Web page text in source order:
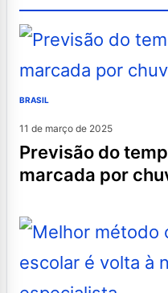
BRASIL
11 de março de 2025
previsão do tempo: semana será
marcada por